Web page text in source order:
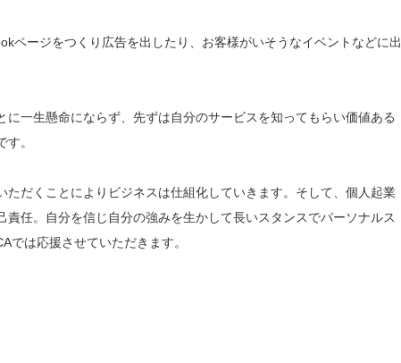
ページをつくり広告を出したり、お客様がいそうなイベントなどに出
に一生懸命にならず、先ずは自分のサービスを知ってもらい価値ある
。
ただくことによりビジネスは仕組化していきます。そして、個人起業
責任。自分を信じ自分の強みを生かして長いスタンスでパーソナルス
では応援させていただきます。